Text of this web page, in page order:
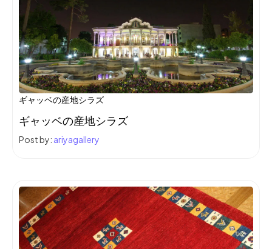
ギャッベの産地シラズ
ギャッベの産地シラズ
Post by: ariyagallery